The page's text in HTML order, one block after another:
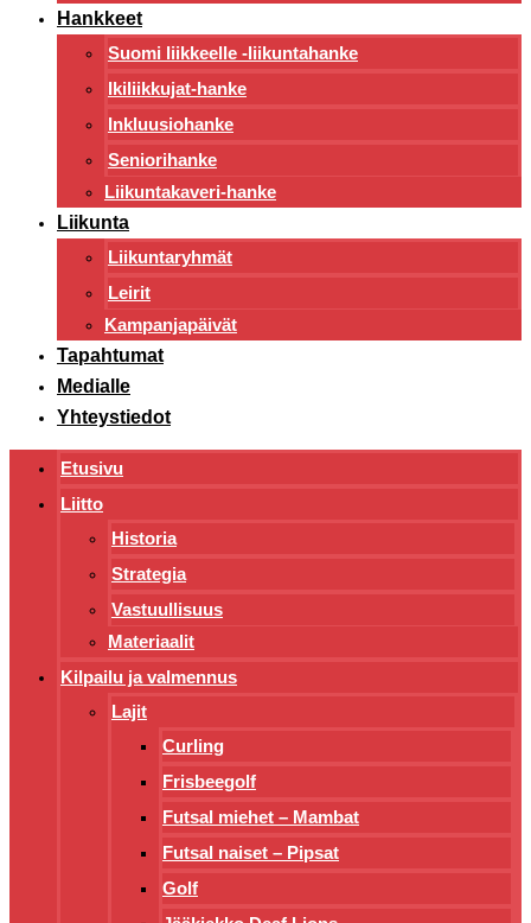
Hankkeet
Suomi liikkeelle -liikuntahanke
Ikiliikkujat-hanke
Inkluusiohanke
Seniorihanke
Liikuntakaveri-hanke
Liikunta
Liikuntaryhmät
Leirit
Kampanjapäivät
Tapahtumat
Medialle
Yhteystiedot
Etusivu
Liitto
Historia
Strategia
Vastuullisuus
Materiaalit
Kilpailu ja valmennus
Lajit
Curling
Frisbeegolf
Futsal miehet – Mambat
Futsal naiset – Pipsat
Golf